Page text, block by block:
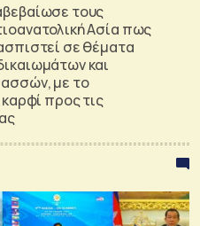
τους
Ασία πως
σε θέματα
και
με το
προς τις